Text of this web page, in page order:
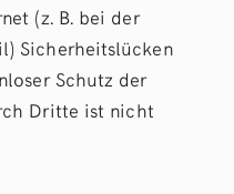
(z. B. bei der
Sicherheitslücken
Schutz der
Dritte ist nicht